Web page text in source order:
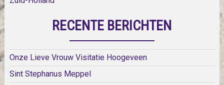
RECENTE BERICHTEN
Onze Lieve Vrouw Visitatie Hoogeveen
Sint Stephanus Meppel